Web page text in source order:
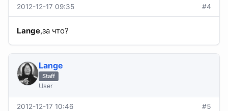
2012-12-17 09:35 #4
Lange,за что?
Lange
Staff
User
2012-12-17 10:46 #5